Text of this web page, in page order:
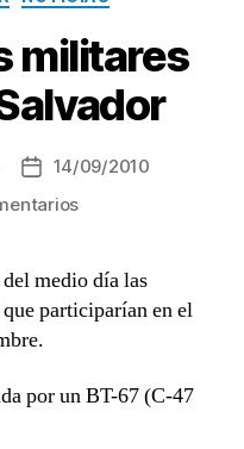
militares
Fecha14/09/2010
en
sobre
San
medio día las
participarían en el
por un BT-67 (C-47